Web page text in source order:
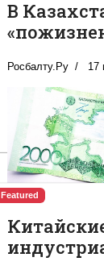
В
Росбалту.Ру 17
Featured